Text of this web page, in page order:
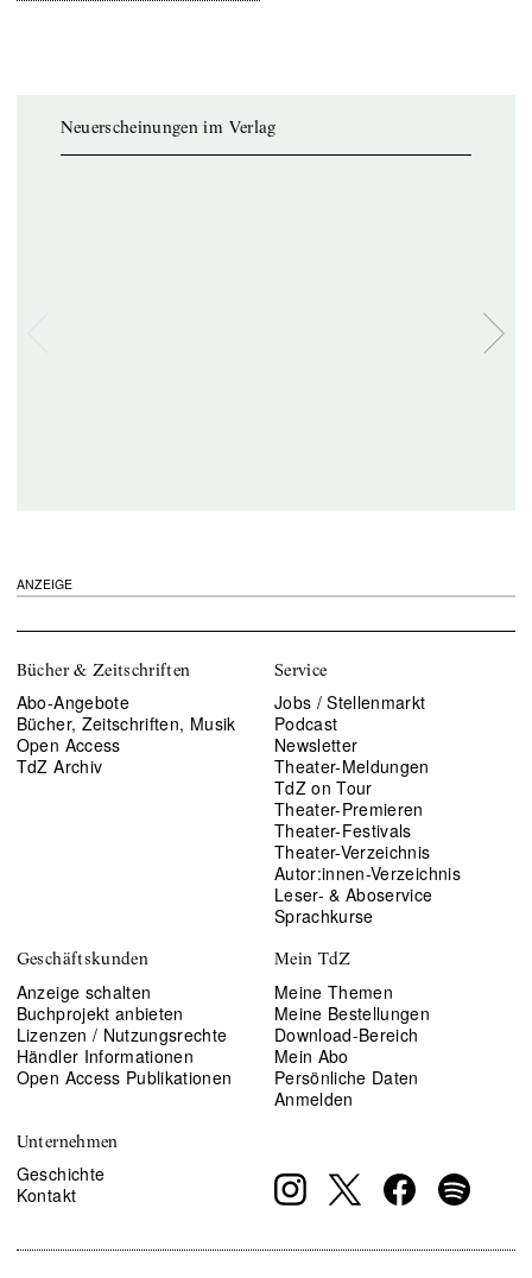
Neuerscheinungen im Verlag
ANZEIGE
Bücher & Zeitschriften
Abo-Angebote
Bücher, Zeitschriften, Musik
Open Access
TdZ Archiv
Service
Jobs / Stellenmarkt
Podcast
Newsletter
Theater-Meldungen
TdZ on Tour
Theater-Premieren
Theater-Festivals
Theater-Verzeichnis
Autor:innen-Verzeichnis
Leser- & Aboservice
Sprachkurse
Geschäftskunden
Anzeige schalten
Buchprojekt anbieten
Lizenzen / Nutzungsrechte
Händler Informationen
Open Access Publikationen
Mein TdZ
Meine Themen
Meine Bestellungen
Download-Bereich
Mein Abo
Persönliche Daten
Anmelden
Unternehmen
Geschichte
Kontakt